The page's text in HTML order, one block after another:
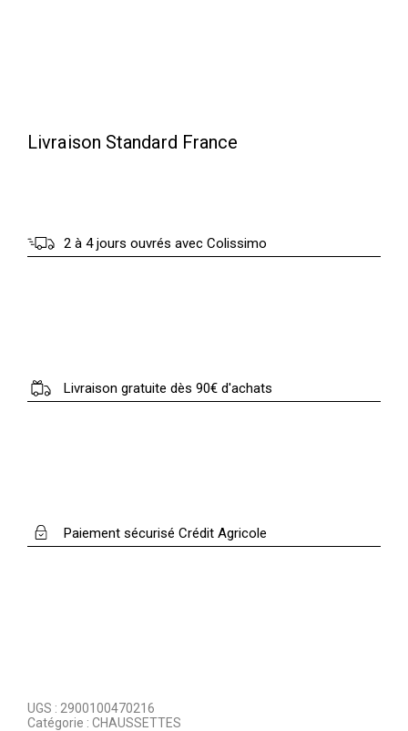
Livraison Standard France
2 à 4 jours ouvrés avec Colissimo
Livraison gratuite dès 90€ d'achats
Paiement sécurisé Crédit Agricole
UGS : 2900100470216
Catégorie : CHAUSSETTES